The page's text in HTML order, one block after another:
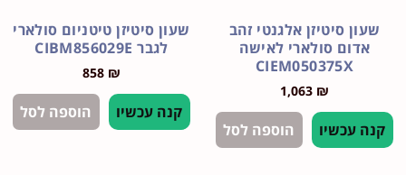
סיטיזן אלגנטי זהב
סולארי לאישה
CIEM050375X
1,063
הוספה לסל
שעון סיטיזן טיטניום סולארי
קנה עכשיו הוספה לסל